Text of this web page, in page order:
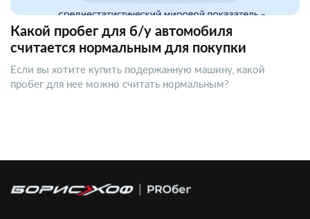
Какой пробег для б/у автомобиля
считается нормальным для покупки
Если вы хотите купить подержанную машину, какой
пробег для нее можно считать нормальным?